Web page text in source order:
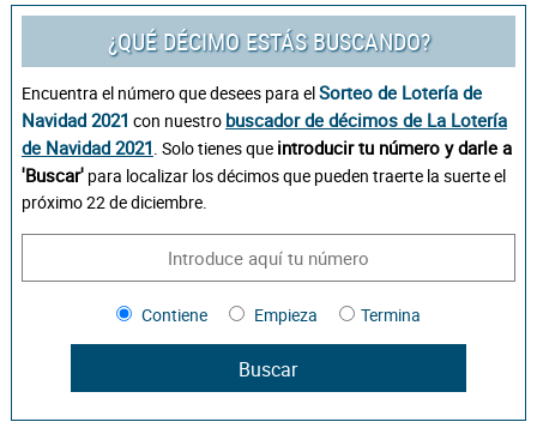
¿QUÉ DÉCIMO ESTÁS BUSCANDO?
Encuentra el número que desees para elSorteo de Lotería de
Navidad 2021 con nuestro buscador de décimos de La Lotería
de Navidad 2021. Solo tienes que introducir tu número y darle a
'Buscar'para localizar los décimos que pueden traerte la suerte el
próximo 22 de diciembre.
Contiene Empieza Termina